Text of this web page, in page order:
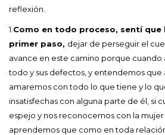
reflexión.
1. Como en todo proceso, sentí que
primer paso, dejar de perseguir el
avance en este camino porque
todo y sus defectos, y entendemos que
amaremos con todo lo que tiene y lo
insatisfechas con alguna parte de él, si
espejo y nos reconocemos con la
aprendemos que como en toda